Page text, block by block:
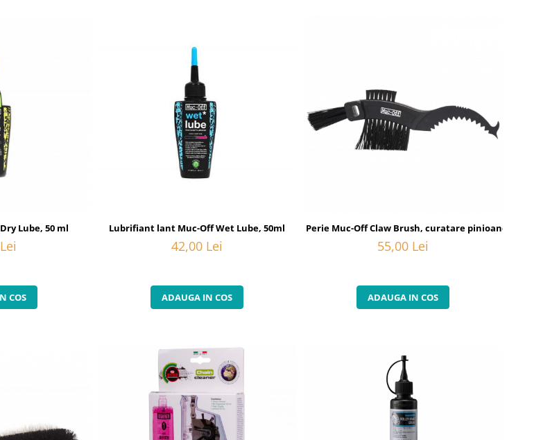
Lube, 50 ml
COS
Lubrifiant lant Muc-Off Wet Lube, 50ml
42,00 Lei
ADAUGA IN COS
Perie Muc-Off Claw Brush, curatare pinioane
55,00 Lei
ADAUGA IN COS